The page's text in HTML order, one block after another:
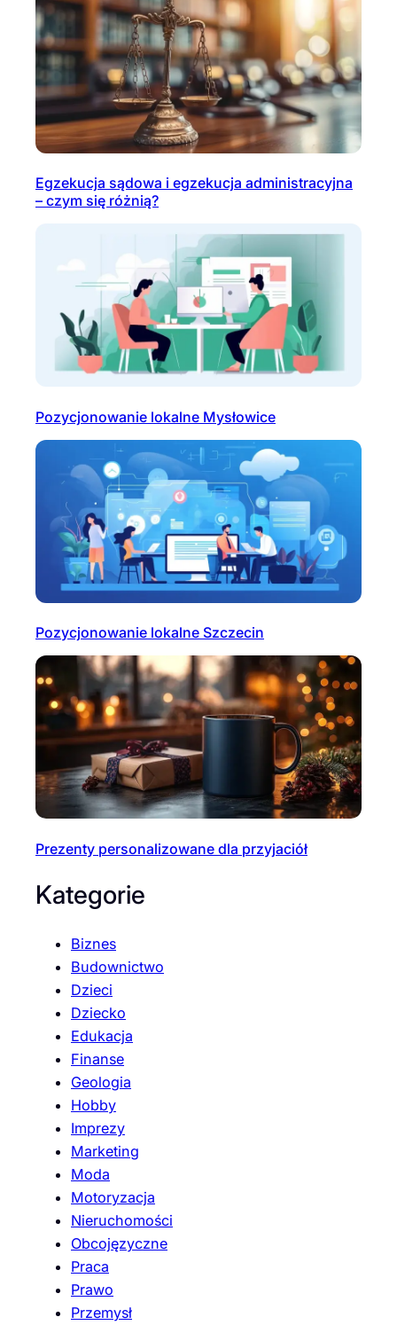
Egzekucja sądowa i egzekucja administracyjna
– czym się różnią?
Pozycjonowanie lokalne Mysłowice
Pozycjonowanie lokalne Szczecin
Prezenty personalizowane dla przyjaciół
Kategorie
Biznes
Budownictwo
Dzieci
Dziecko
Edukacja
Finanse
Geologia
Hobby
Imprezy
Marketing
Moda
Motoryzacja
Nieruchomości
Obcojęzyczne
Praca
Prawo
Przemysł